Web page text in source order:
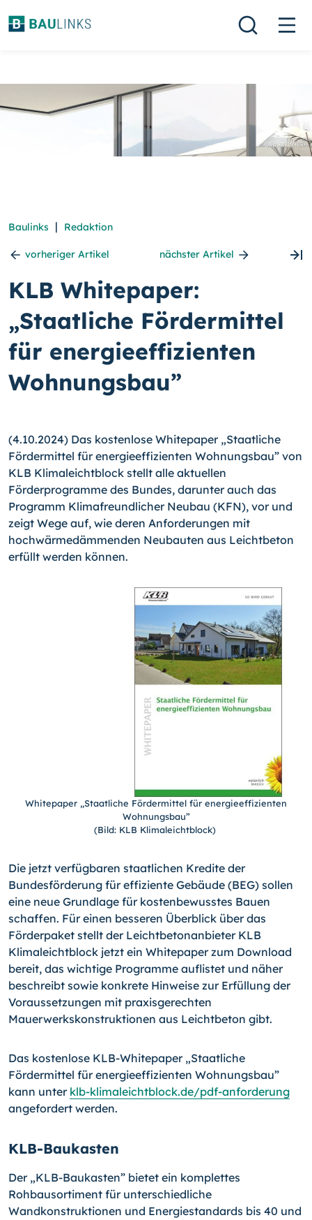
Baulinks | Redaktion
vorheriger Artikel nächster Artikel
KLB Whitepaper:
„Staatliche Fördermittel
für energieeffizienten
Wohnungsbau”
(4.10.2024) Das kostenlose Whitepaper „Staatliche
Fördermittel für energieeffizienten Wohnungsbau” von
KLB Klimaleichtblock stellt alle aktuellen
Förderprogramme des Bundes, darunter auch das
Programm Klimafreundlicher Neubau (KFN), vor und
zeigt Wege auf, wie deren Anforderungen mit
hochwärmedämmenden Neubauten aus Leichtbeton
erfüllt werden können.
Whitepaper „Staatliche Fördermittel für energieeffizienten
Wohnungsbau”
(Bild: KLB Klimaleichtblock)
Die jetzt verfügbaren staatlichen Kredite der
Bundesförderung für effiziente Gebäude (BEG) sollen
eine neue Grundlage für kostenbewusstes Bauen
schaffen. Für einen besseren Überblick über das
Förderpaket stellt der Leichtbetonanbieter KLB
Klimaleichtblock jetzt ein Whitepaper zum Download
bereit, das wichtige Programme auflistet und näher
beschreibt sowie konkrete Hinweise zur Erfüllung der
Voraussetzungen mit praxisgerechten
Mauerwerkskonstruktionen aus Leichtbeton gibt.
Das kostenlose KLB-Whitepaper „Staatliche
Fördermittel für energieeffizienten Wohnungsbau”
kann unter klb-klimaleichtblock.de/pdf-anforderung
angefordert werden.
KLB-Baukasten
Der „KLB-Baukasten” bietet ein komplettes
Rohbausortiment für unterschiedliche
Wandkonstruktionen und Energiestandards bis 40 und